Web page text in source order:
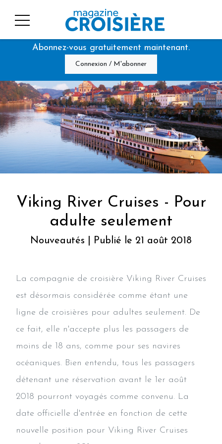
Abonnez-vous gratuitement maintenant.
Connexion / M'abonner
Viking River Cruises - Pour
adulte seulement
Nouveautés | Publié le 21 août 2018
La compagnie de croisière Viking River Cruises
est désormais considérée comme étant une
ligne de croisières pour adultes seulement. De
ce fait, elle n'accepte plus les passagers de
moins de 18 ans, comme pour ses navires
océaniques. Bien entendu, tous les passagers
détenant une réservation avant le 1er août
2018 pourront voyagés comme convenu. La
date officielle d'entrée en fonction de cette
nouvelle position pour Viking River Cruises